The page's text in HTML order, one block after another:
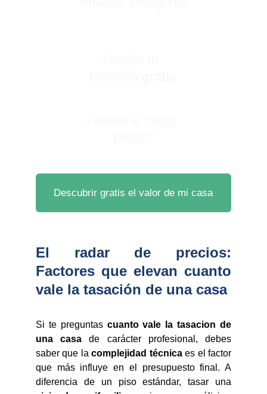
Descubrir gratis el valor de mi casa
El radar de precios:
Factores que elevan cuanto
vale la tasación de una casa
Si te preguntascuanto vale la tasacion de
una casa de carácter profesional, debes
saber que lacomplejidad técnicaes el factor
que más influye en el presupuesto final. A
diferencia de un piso estándar, tasar una